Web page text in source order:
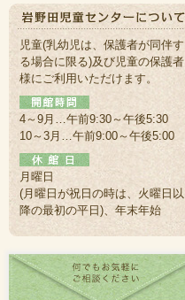
児童(乳幼児は、保護者が同伴す
る場合に限る)及び児童の保護者
様にご利用いただけます。
4～9月…午前9:30～午後5:30
10～3月…午前9:00～午後5:00
月曜日
(月曜日が祝日の時は、火曜日以
降の最初の平日)、年末年始